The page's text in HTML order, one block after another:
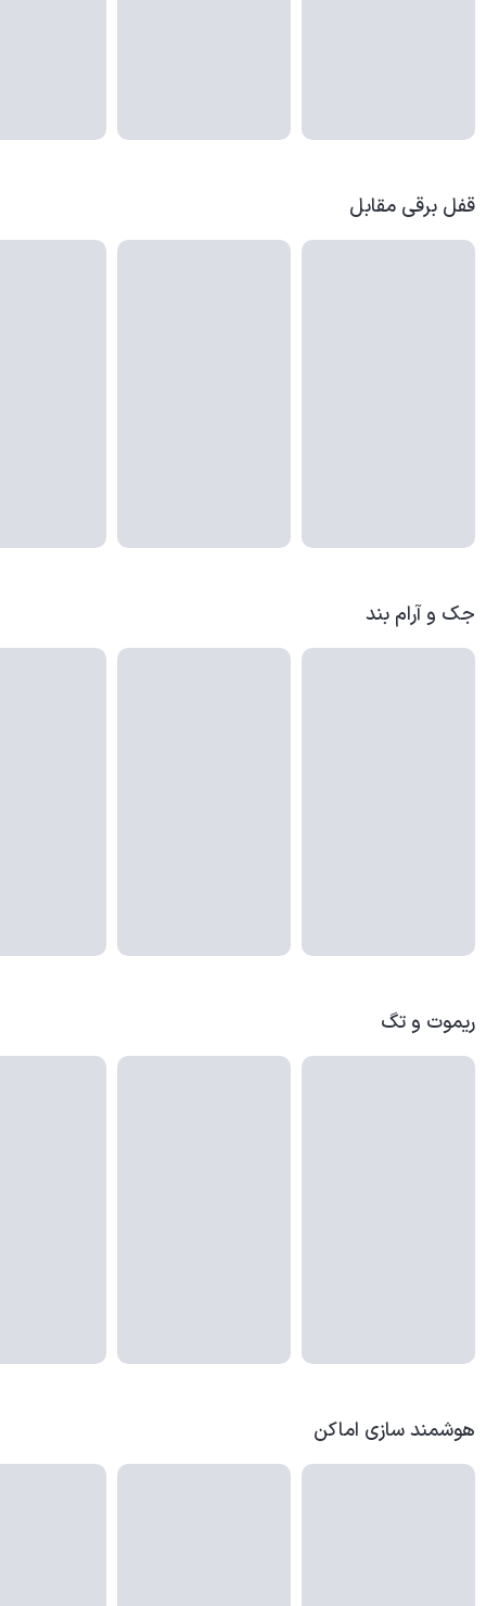
قفل برقی مقابل
جک و آرام بند
ریموت و تگ
هوشمند سازی اماکن